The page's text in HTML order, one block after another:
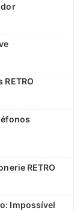
RETRO
Impossível